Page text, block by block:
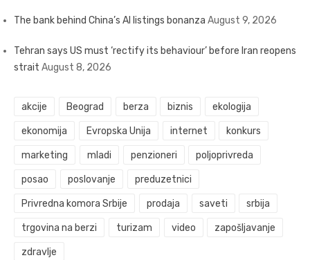
The bank behind China’s AI listings bonanza August 9, 2026
Tehran says US must ‘rectify its behaviour’ before Iran reopens
strait August 8, 2026
akcije Beograd berza biznis ekologija
ekonomija Evropska Unija internet konkurs
marketing mladi penzioneri poljoprivreda
posao poslovanje preduzetnici
Privredna komora Srbije prodaja saveti srbija
trgovina na berzi turizam video zapošljavanje
zdravlje